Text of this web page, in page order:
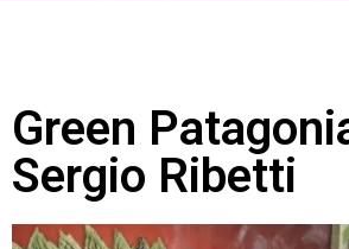
Green
Sergio Ribetti